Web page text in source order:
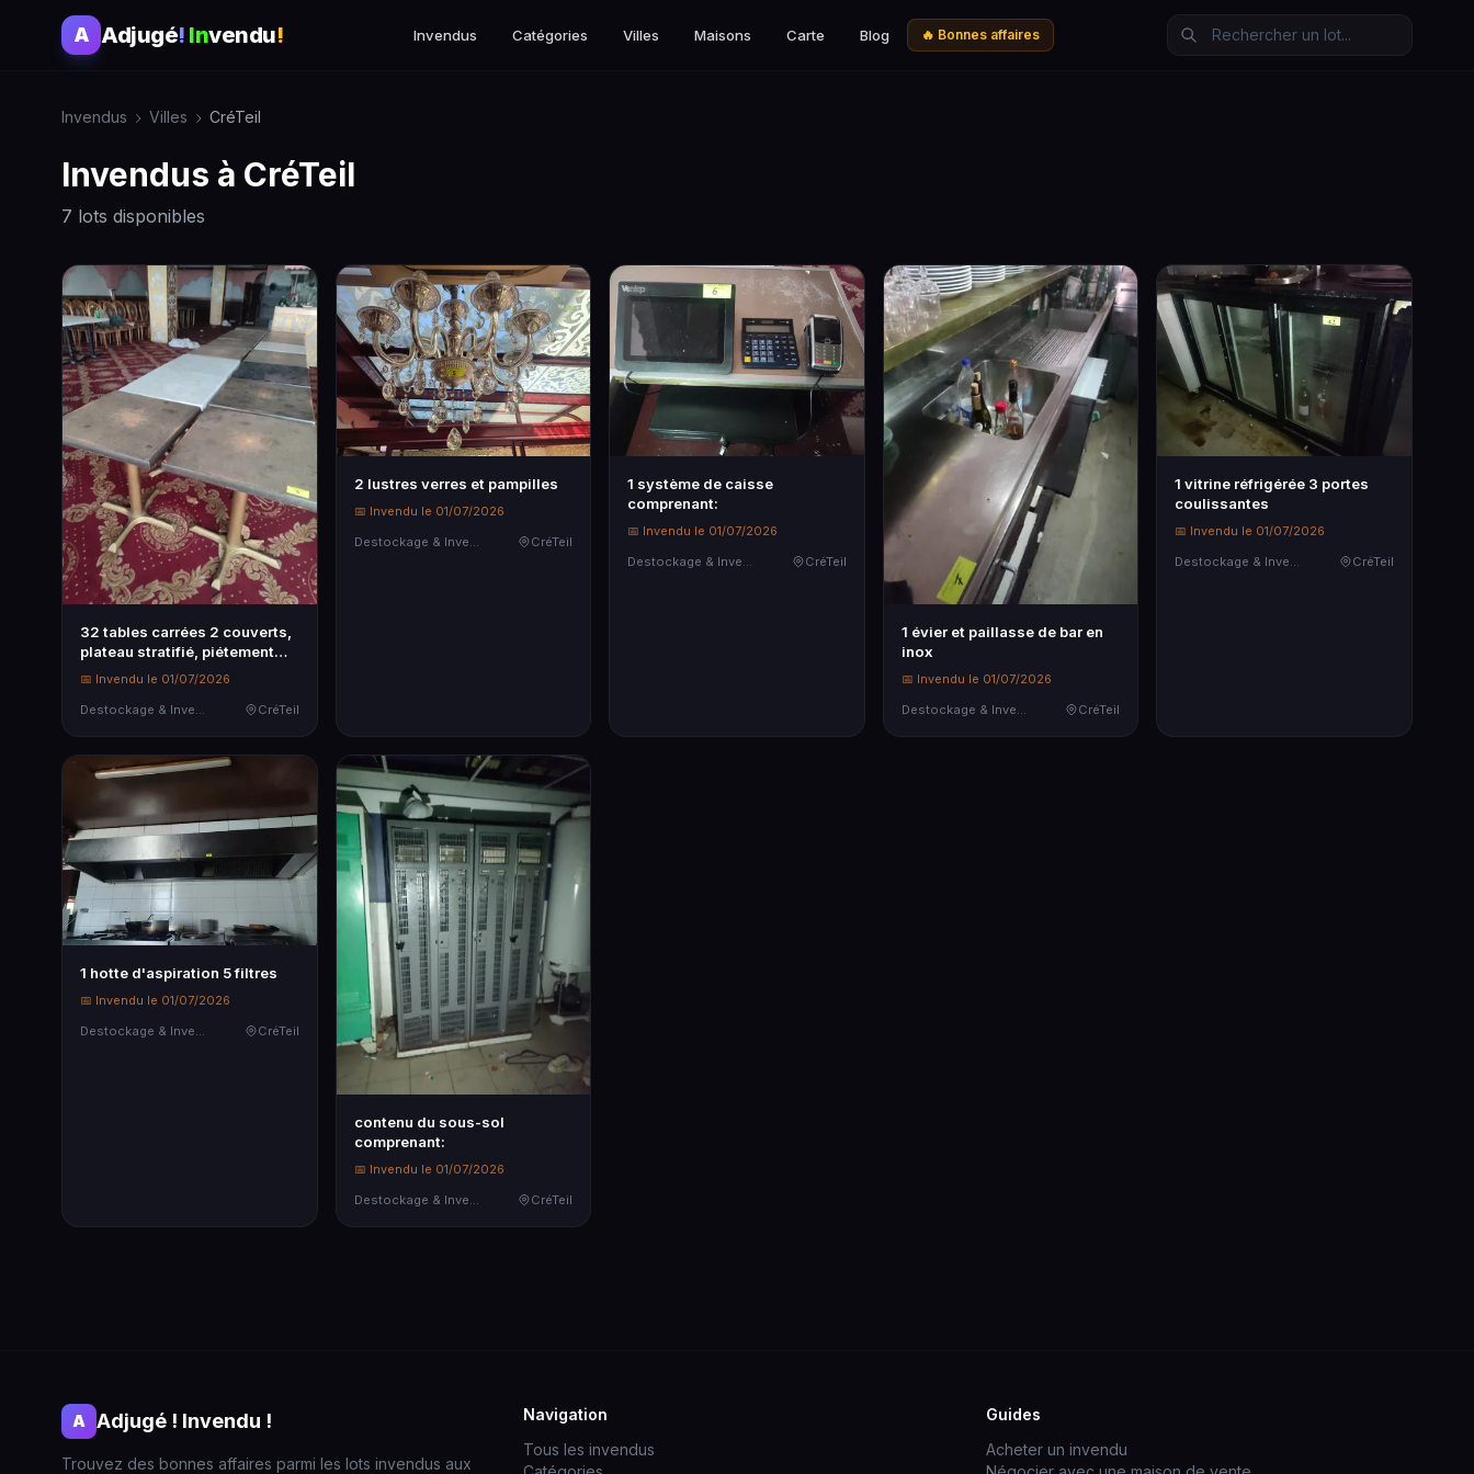
A Adjugé! Invendu! Invendus Catégories Villes Maisons Carte Blog 🔥 Bonnes affaires
Invendus Villes CréTeil
Invendus à CréTeil
7 lots disponibles
32 tables carrées 2 couverts,
plateau stratifié, piétement
m…
📅 Invendu le 01/07/2026
CréTeil
2 lustres verres et pampilles
📅 Invendu le 01/07/2026
CréTeil
1 système de caisse
comprenant:
📅 Invendu le 01/07/2026
CréTeil
1 évier et paillasse de bar en
inox
📅 Invendu le 01/07/2026
CréTeil
1 vitrine réfrigérée 3 portes
coulissantes
📅 Invendu le 01/07/2026
CréTeil
1 hotte d'aspiration 5 filtres
📅 Invendu le 01/07/2026
Destockage & Invendus
CréTeil
contenu du sous-sol
comprenant:
📅 Invendu le 01/07/2026
CréTeil
A Adjugé ! Invendu !
Trouvez des bonnes affaires parmi les lots invendus aux
Navigation
Tous les invendus
Guides
Acheter un invendu